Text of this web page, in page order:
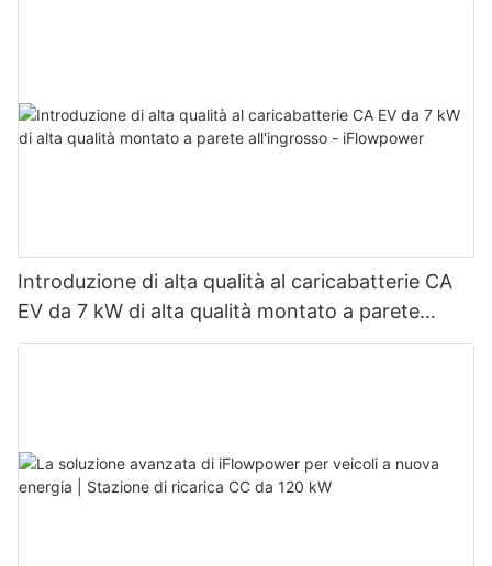
Introduzione di alta qualità al caricabatterie CA
EV da 7 kW di alta qualità montato a parete
all'ingrosso - iFlowpower